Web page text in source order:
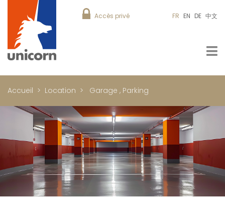
Accès privé FR EN DE 中文
Accueil Location Garage , Parking